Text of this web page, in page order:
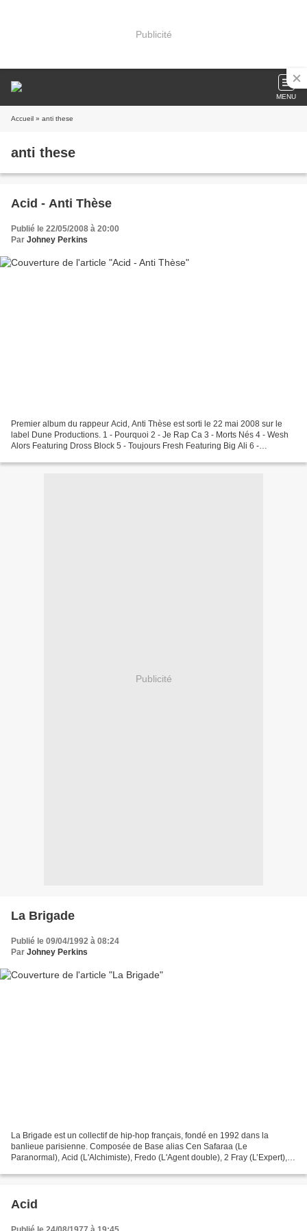
Publicité
MENU
Accueil » anti these
anti these
Acid - Anti Thèse
Publié le 22/05/2008 à 20:00
Par Johney Perkins
Premier album du rappeur Acid, Anti Thèse est sorti le 22 mai 2008 sur le
label Dune Productions. 1 - Pourquoi 2 - Je Rap Ca 3 - Morts Nés 4 - Wesh
Alors Featuring Dross Block 5 - Toujours Fresh Featuring Big Ali 6 -
Publicité
La Brigade
Publié le 09/04/1992 à 08:24
Par Johney Perkins
La Brigade est un collectif de hip-hop français, fondé en 1992 dans la
banlieue parisienne. Composée de Base alias Cen Safaraa (Le
Paranormal), Acid (L'Alchimiste), Fredo (L'Agent double), 2 Fray (L’Expert),
Acid